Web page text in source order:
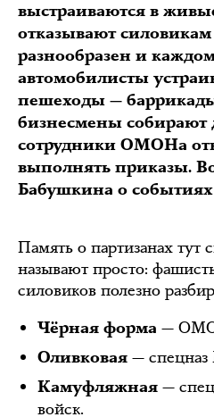
выстраиваются в
отказывают
разнообразен и
автомобилисты
пешеходы —
бизнесмены собирают
сотрудники ОМОНа
выполнять приказы.
Бабушкина о
Память о партизанах тут
называют просто:
силовиков полезно
Чёрная форма —
Оливковая —
Камуфляжная —
войск.